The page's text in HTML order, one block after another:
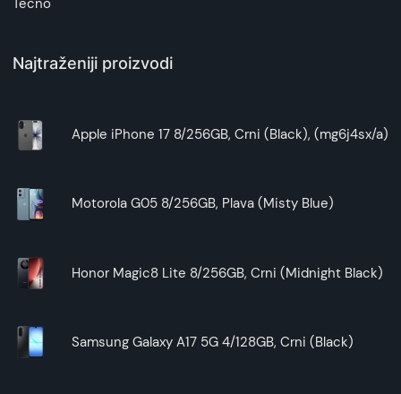
Tecno
Najtraženiji proizvodi
Apple iPhone 17 8/256GB, Crni (Black), (mg6j4sx/a)
Motorola G05 8/256GB, Plava (Misty Blue)
Honor Magic8 Lite 8/256GB, Crni (Midnight Black)
Samsung Galaxy A17 5G 4/128GB, Crni (Black)